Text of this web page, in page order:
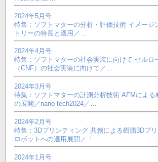
2024年5月号
特集：ソフトマターの分析・評価技術 イメージ
トリーの特長と適用／…
2024年4月号
特集：ソフトマターの社会実装に向けて セルロ
（CNF）の社会実装に向けて／…
2024年3月号
特集：ソフトマターの計測分析技術 AFMによる
の展開／nano tech2024／…
2024年2月号
特集：3Dプリンティング 共創による樹脂3Dプ
ロボットへの適用展開／「…
2024年1月号